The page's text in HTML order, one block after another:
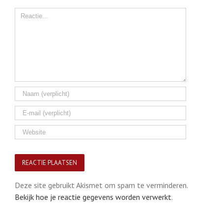
Comment
Deze site gebruikt Akismet om spam te verminderen.
Bekijk hoe je reactie gegevens worden verwerkt.